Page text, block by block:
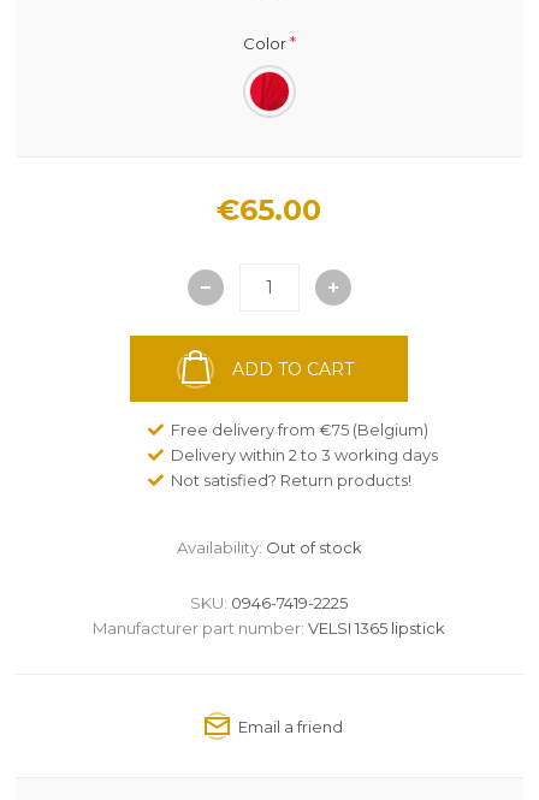
Color*
€65.00
ADD TO CART
Free delivery from €75 (Belgium)
Delivery within 2 to 3 working days
Not satisfied? Return products!
Availability: Out of stock
SKU: 0946-7419-2225
Manufacturer part number: VELSI 1365 lipstick